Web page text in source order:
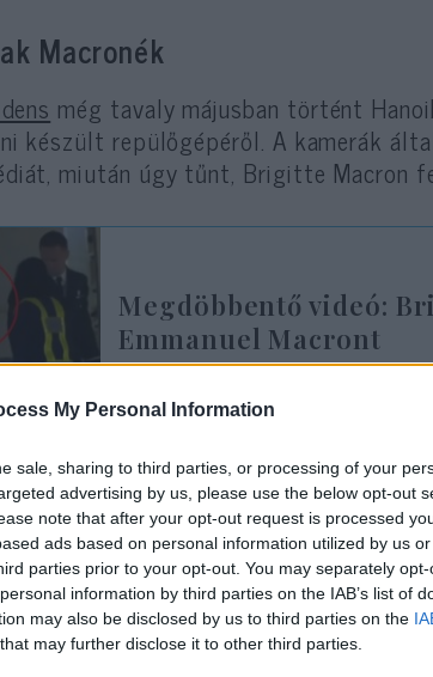
My Personal Information
sale, sharing to third parties, or processing of your
advertising by us, please use the below opt-out
note that after your opt-out request is processed
ads based on personal information utilized by us
parties prior to your opt-out. You may separately
information by third parties on the IAB’s list of
may also be disclosed by us to third parties on the
that may further disclose it to other third parties.
Macronék
még tavaly májusban történt
készült repülőgépéről. A kamerák
miután úgy tűnt, Brigitte Macron
Megdöbbentő videó:
Emmanuel Macront
kiváltó okot Florian Tardif, a Paris
pár” című könyvében, amely
Macron a vietnámi út során
egy üzenetet férje telefonján,
küldött.
RTL France rádiónak adott interjúban